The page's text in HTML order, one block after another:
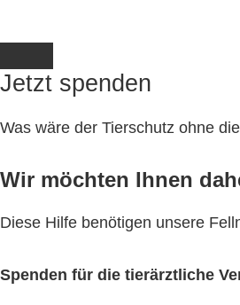
Jetzt spenden
Was wäre der Tierschutz ohne
Wir möchten Ihnen
Diese Hilfe benötigen unsere
Spenden für die tierärztliche